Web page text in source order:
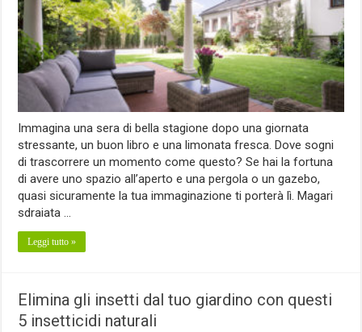
Immagina una sera di bella stagione dopo una giornata
stressante, un buon libro e una limonata fresca. Dove sogni
di trascorrere un momento come questo? Se hai la fortuna
di avere uno spazio all’aperto e una pergola o un gazebo,
quasi sicuramente la tua immaginazione ti porterà lì. Magari
sdraiata …
Leggi tutto »
Elimina gli insetti dal tuo giardino con questi
5 insetticidi naturali